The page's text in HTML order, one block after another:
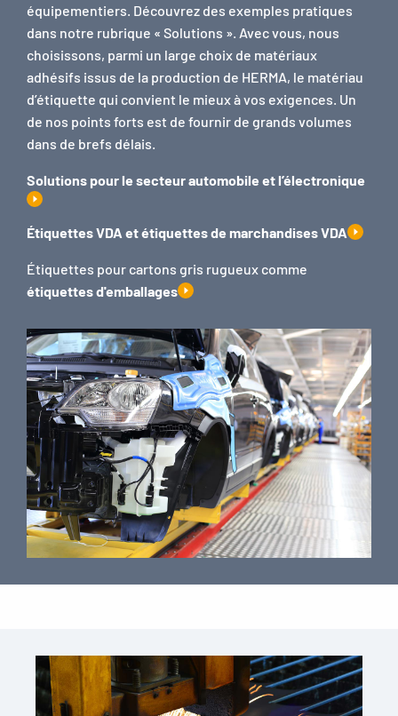
équipementiers. Découvrez des exemples pratiques
dans notre rubrique « Solutions ». Avec vous, nous
choisissons, parmi un large choix de matériaux
adhésifs issus de la production de HERMA, le matériau
d’étiquette qui convient le mieux à vos exigences. Un
de nos points forts est de fournir de grands volumes
dans de brefs délais.
Solutions pour le secteur automobile et l’électronique
Étiquettes VDA et étiquettes de marchandises VDA
Étiquettes pour cartons gris rugueux comme
étiquettes d'emballages